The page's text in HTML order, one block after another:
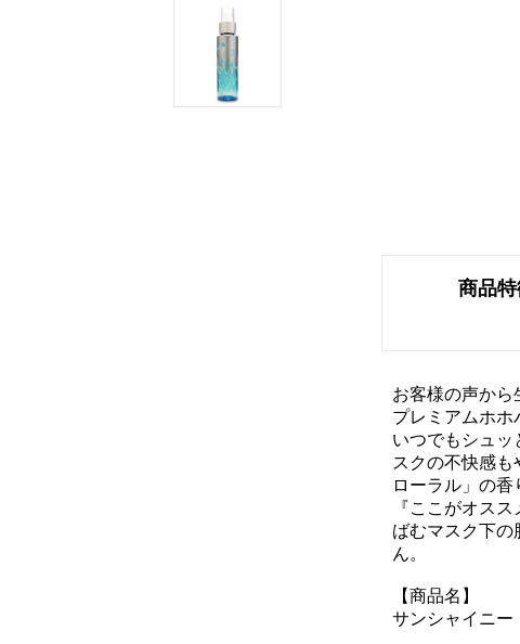
商品
お客様の声から
プレミアムホホ
いつでもシュッ
スクの不快感
ローラル」の香
『ここがオス
ばむマスク下
ん。
【商品名】
サンシャイニ